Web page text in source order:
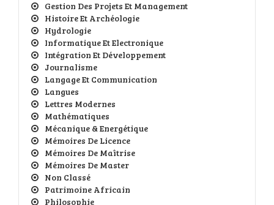
Gestion Des Projets Et Management
Histoire Et Archéologie
Hydrologie
Informatique Et Electronique
Intégration Et Développement
Journalisme
Langage Et Communication
Langues
Lettres Modernes
Mathématiques
Mécanique & Energétique
Mémoires De Licence
Mémoires De Maîtrise
Mémoires De Master
Non Classé
Patrimoine Africain
Philosophie